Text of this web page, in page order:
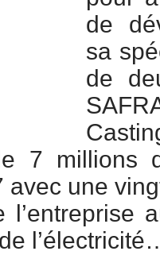
de
sa
de
7 millions
avec une
l’entreprise